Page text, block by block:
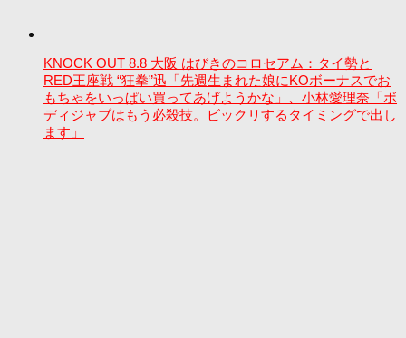
KNOCK OUT 8.8 大阪 はびきのコロセアム：タイ勢と
RED王座戦 “狂拳”迅「先週生まれた娘にKOボーナスでお
もちゃをいっぱい買ってあげようかな」、小林愛理奈「ボ
ディジャブはもう必殺技。ビックリするタイミングで出し
ます」